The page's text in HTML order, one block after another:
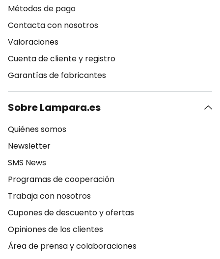
Métodos de pago
Contacta con nosotros
Valoraciones
Cuenta de cliente y registro
Garantías de fabricantes
Sobre Lampara.es
Quiénes somos
Newsletter
SMS News
Programas de cooperación
Trabaja con nosotros
Cupones de descuento y ofertas
Opiniones de los clientes
Área de prensa y colaboraciones